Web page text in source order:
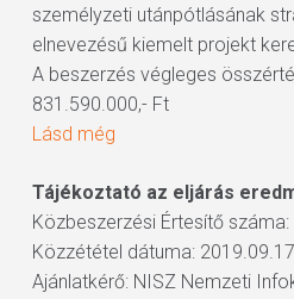
személyzeti utánpótlásának
elnevezésű kiemelt projekt
A beszerzés végleges
831.590.000,- Ft
Lásd még
Tájékoztató az eljárás
Közbeszerzési Értesítő
Közzététel dátuma:
Ajánlatkérő: NISZ Nemzeti